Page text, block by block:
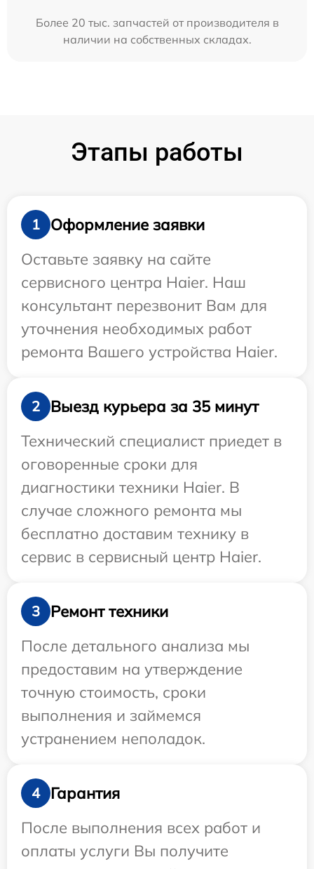
Более 20 тыс. запчастей от производителя в
наличии на собственных складах.
Этапы работы
1
Оформление заявки
Оставьте заявку на сайте
сервисного центра Haier. Наш
консультант перезвонит Вам для
уточнения необходимых работ
ремонта Вашего устройства Haier.
2
Выезд курьера за 35 минут
Технический специалист приедет в
оговоренные сроки для
диагностики техники Haier. В
случае сложного ремонта мы
бесплатно доставим технику в
сервис в сервисный центр Haier.
3
Ремонт техники
После детального анализа мы
предоставим на утверждение
точную стоимость, сроки
выполнения и займемся
устранением неполадок.
4
Гарантия
После выполнения всех работ и
оплаты услуги Вы получите